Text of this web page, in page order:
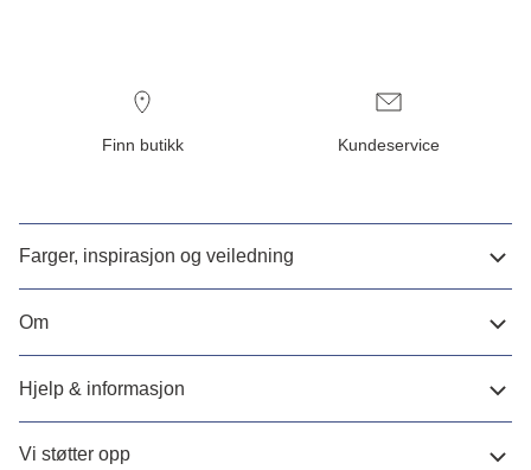
Finn butikk Kundeservice
Farger, inspirasjon og veiledning
Om
Hjelp & informasjon
Vi støtter opp